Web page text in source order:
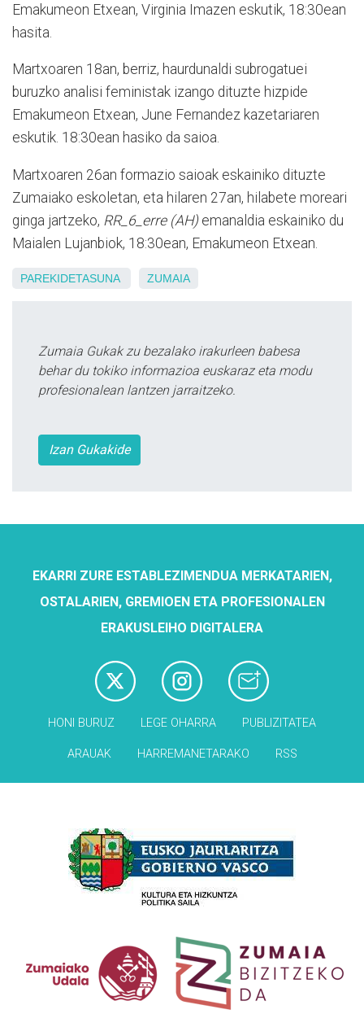
Emakumeon Etxean, Virginia Imazen eskutik, 18:30ean
hasita.
Martxoaren 18an, berriz, haurdunaldi subrogatuei
buruzko analisi feministak izango dituzte hizpide
Emakumeon Etxean, June Fernandez kazetariaren
eskutik. 18:30ean hasiko da saioa.
Martxoaren 26an formazio saioak eskainiko dituzte
Zumaiako eskoletan, eta hilaren 27an, hilabete moreari
ginga jartzeko, RR_6_erre (AH) emanaldia eskainiko du
Maialen Lujanbiok, 18:30ean, Emakumeon Etxean.
PAREKIDETASUNA ZUMAIA
Zumaia Gukak zu bezalako irakurleen babesa
behar du tokiko informazioa euskaraz eta modu
profesionalean lantzen jarraitzeko.
Izan Gukakide
EKARRI ZURE ESTABLEZIMENDUA MERKATARIEN,
OSTALARIEN, GREMIOEN ETA PROFESIONALEN
ERAKUSLEIHO DIGITALERA
HONI BURUZ LEGE OHARRA PUBLIZITATEA
ARAUAK HARREMANETARAKO RSS